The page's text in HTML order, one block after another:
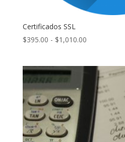
Certificados SSL
$395.00 - $1,010.00Rango
desde
$395.00
hasta
$1,010.00